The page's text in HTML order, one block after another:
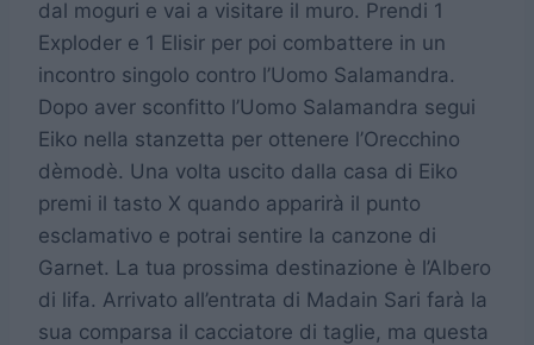
dal moguri e vai a visitare il muro. Prendi 1
Exploder e 1 Elisir per poi combattere in un
incontro singolo contro l’Uomo Salamandra.
Dopo aver sconfitto l’Uomo Salamandra segui
Eiko nella stanzetta per ottenere l’Orecchino
dèmodè. Una volta uscito dalla casa di Eiko
premi il tasto X quando apparirà il punto
esclamativo e potrai sentire la canzone di
Garnet. La tua prossima destinazione è l’Albero
di lifa. Arrivato all’entrata di Madain Sari farà la
sua comparsa il cacciatore di taglie, ma questa